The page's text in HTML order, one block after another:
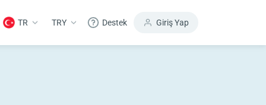
TR TRY Destek Giriş Yap